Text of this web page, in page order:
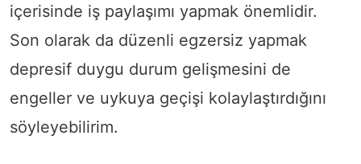
içerisinde iş paylaşımı yapmak önemlidir.
Son olarak da düzenli egzersiz yapmak
depresif duygu durum gelişmesini de
engeller ve uykuya geçişi kolaylaştırdığını
söyleyebilirim.